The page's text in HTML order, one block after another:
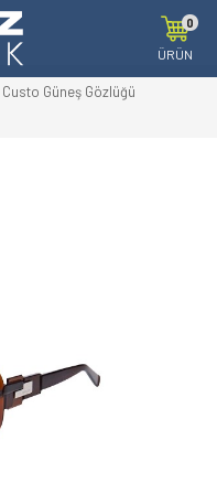
0
ÜRÜN
Custo Güneş Gözlüğü